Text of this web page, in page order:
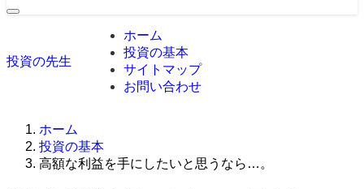
投資の先生
ホーム
投資の基本
サイトマップ
お問い合わせ
ホーム
投資の基本
高額な利益を手にしたいと思うなら…。